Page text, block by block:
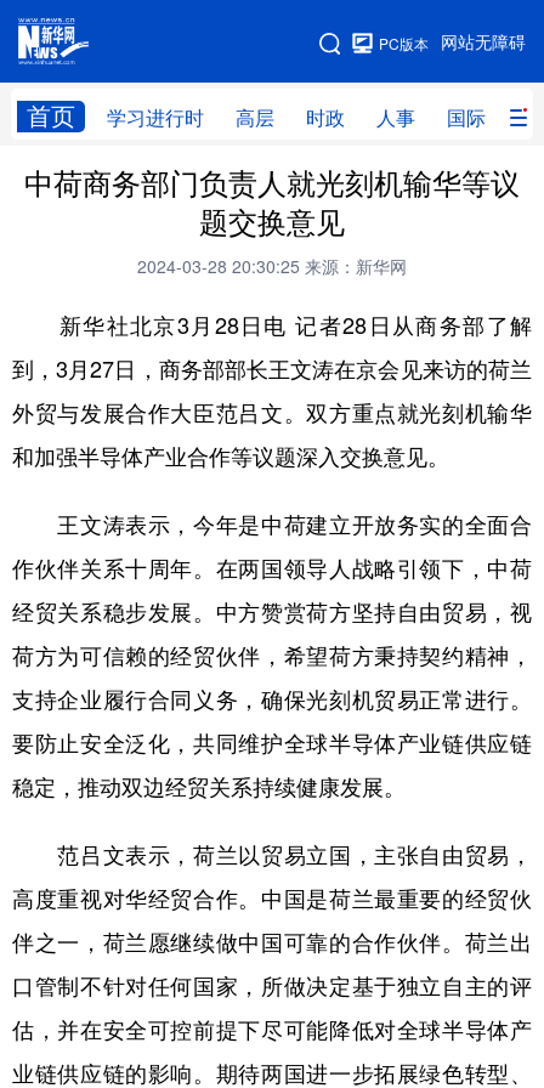
网站无障碍
PC版本
首页 学习进行时 高层 时政 人事 国际 财
网站地图
学习进行时 高层 时政 人事
财经 网评
科技 科创 量子 体育
书画 健康 军事
食品 人居 信息化 数字经济
彩票 娱乐 时尚 悦读
公益 一带一路 亚太网 上市公司
文化产业
地方频道
北京 天津 河北 山西
辽宁 吉林 上海 江苏
浙江 安徽 福建 江西
中荷商务部门负责人就光刻机输华等议
题交换意见
2024-03-28 20:30:25 来源：新华网
新华社北京3月28日电 记者28日从商务部了解
到，3月27日，商务部部长王文涛在京会见来访的荷兰
外贸与发展合作大臣范吕文。双方重点就光刻机输华
和加强半导体产业合作等议题深入交换意见。
王文涛表示，今年是中荷建立开放务实的全面合
作伙伴关系十周年。在两国领导人战略引领下，中荷
经贸关系稳步发展。中方赞赏荷方坚持自由贸易，视
荷方为可信赖的经贸伙伴，希望荷方秉持契约精神，
支持企业履行合同义务，确保光刻机贸易正常进行。
要防止安全泛化，共同维护全球半导体产业链供应链
稳定，推动双边经贸关系持续健康发展。
范吕文表示，荷兰以贸易立国，主张自由贸易，
高度重视对华经贸合作。中国是荷兰最重要的经贸伙
伴之一，荷兰愿继续做中国可靠的合作伙伴。荷兰出
口管制不针对任何国家，所做决定基于独立自主的评
估，并在安全可控前提下尽可能降低对全球半导体产
业链供应链的影响。期待两国进一步拓展绿色转型、